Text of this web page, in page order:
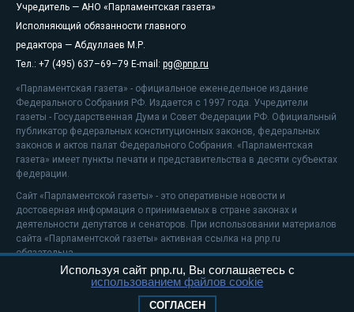
Учредитель — АНО «Парламентская газета»
Исполняющий обязанности главного
редактора — Абдуллаев М.Р.
Тел.: +7 (495) 637–69–79 E-mail: pg@pnp.ru
«Парламентская газета» - официальное еженедельное издание
Федерального Собрания РФ. Издается с 1997 года. Учредители
газеты - Государственная Дума и Совет Федерации РФ. Официальный
публикатор федеральных конституционных законов, федеральных
законов и актов палат Федерального Собрания. «Парламентская
газета» имеет пункты печати и представительства в десяти субъектах
федерации.
Сайт «Парламентской газеты» - это оперативные новости и
достоверная информация о принимаемых в стране законах и
деятельности депутатов и сенаторов. При использовании материалов
сайта «Парламентской газеты» активная ссылка на pnp.ru
обязательна.
На информационном ресурсе применяютсярекомендательные
Положение о защите персональных данных
Используя сайт pnp.ru, Вы соглашаетесь с
использованием файлов cookie
СОГЛАСЕН